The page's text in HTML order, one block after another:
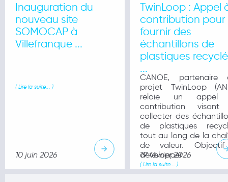
Inauguration du
nouveau site
SOMOCAP à
Villefranque ...
( Lire la suite... )
10 juin 2026
TwinLoop : Appel
contribution pour
fournir des
échantillons de
plastiques
...
CANOE, partenaire
projet TwinLoop
relaie un appel
contribution
collecter des
de plastiques
tout au long de la
de valeur.
développer ...
( Lire la suite... )
19 février 2026